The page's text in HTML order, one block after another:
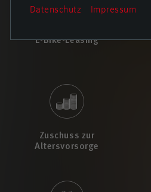
E-Bike-Leasing
Zuschuss zur
Altersvorsorge
Datenschutz Impressum